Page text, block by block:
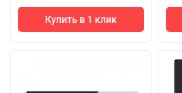
Купить в 1 клик